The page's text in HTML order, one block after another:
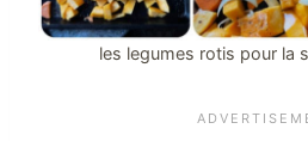
les legumes rotis pour la